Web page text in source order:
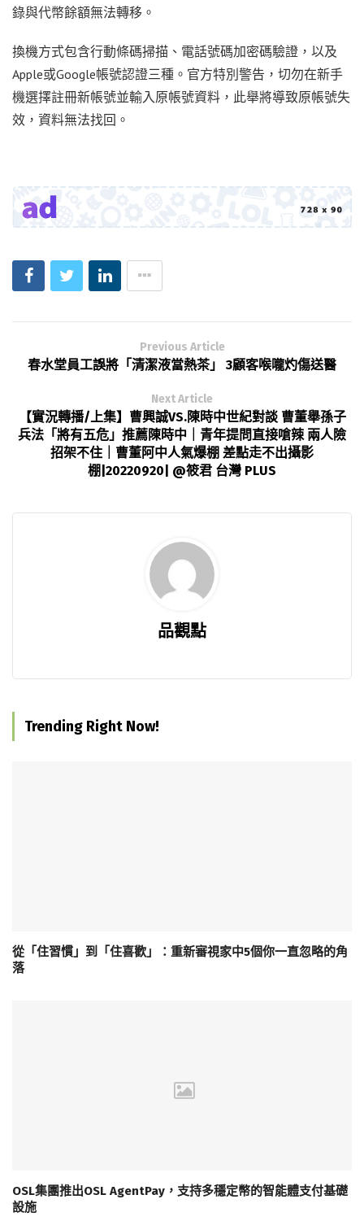
錄與代幣餘額無法轉移。
換機方式包含行動條碼掃描、電話號碼加密碼驗證，以及
Apple或Google帳號認證三種。官方特別警告，切勿在新手
機選擇註冊新帳號並輸入原帳號資料，此舉將導致原帳號失
效，資料無法找回。
Previous Article
春水堂員工誤將「清潔液當熱茶」 3顧客喉嚨灼傷送醫
Next Article
【實況轉播/上集】曹興誠VS.陳時中世紀對談 曹董舉孫子
兵法「將有五危」推薦陳時中｜青年提問直接嗆辣 兩人險
招架不住｜曹董阿中人氣爆棚 差點走不出攝影
棚|20220920| @筱君 台灣 PLUS
品觀點
Trending Right Now!
從「住習慣」到「住喜歡」：重新審視家中5個你一直忽略的角
落
OSL集團推出OSL AgentPay，支持多穩定幣的智能體支付基礎
設施